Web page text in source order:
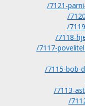
/7121-
/
/
/7118-
/7117-
/7115-bob-
/7113-
/